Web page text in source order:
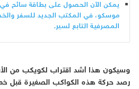
يمكن الآن الحصول على بطاقة سائح
موسكو، في المكتب الجديد للسفر
المصرفية التابع لسبر.
وسيكون هذا أشد اقتراب لكويكب من
رصد حركة هذه الكواكب الصغيرة قبل